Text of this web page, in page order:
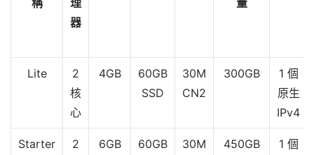
器
Lite
2
核
心
4GB
60GB
SSD
30M
CN2
300GB
1 個
原生
IPv4
Starter
2
6GB
60GB
30M
450GB
1 個